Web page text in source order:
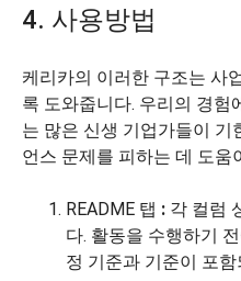
4. 사용방법
케리카의 이러한 구조는 사
록 도와줍니다. 우리의 경험
는 많은 신생 기업가들이 기
언스 문제를 피하는 데 도움
README 탭 : 각 컬럼
다. 활동을 수행하기
정 기준과 기준이 포함